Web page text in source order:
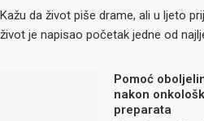
Kažu da život piše drame, ali u ljeto
život je napisao početak jedne od
Pomoć
nakon
preparata